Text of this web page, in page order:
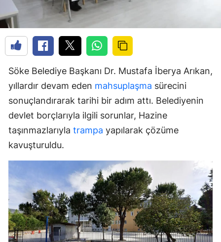
Söke Belediye Başkanı Dr. Mustafa İberya Arıkan,
yıllardır devam eden mahsuplaşma sürecini
sonuçlandırarak tarihi bir adım attı. Belediyenin
devlet borçlarıyla ilgili sorunlar, Hazine
taşınmazlarıyla trampa yapılarak çözüme
kavuşturuldu.